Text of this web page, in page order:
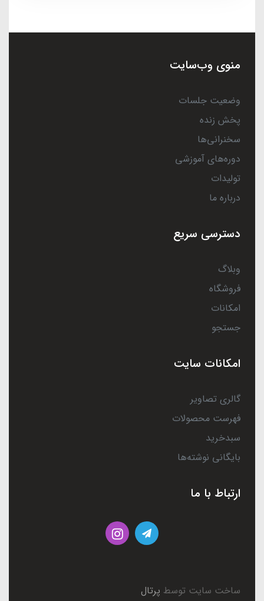
منوی وب‌سایت
وضعیت جلسات
پخش زنده
سخنرانی‌ها
دوره‌های آموزشی
تولیدات
درباره ما
دسترسی سریع
وبلاگ
فروشگاه
امکانات
جستجو
امکانات سایت
گالری تصاویر
فهرست محصولات
سبدخرید
بایگانی نوشته‌ها
ارتباط با ما
ساخت سایت توسط پرتال